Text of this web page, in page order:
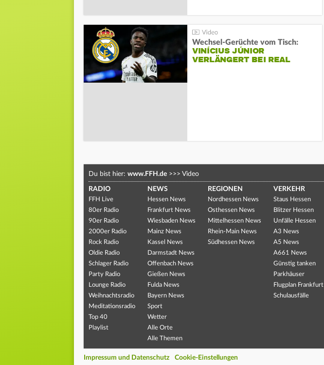
Wechsel-Gerüchte vom Tisch:
VINÍCIUS JÚNIOR
VERLÄNGERT BEI REAL
Du bist hier: www.FFH.de >>> Video
RADIO
FFH Live
80er Radio
90er Radio
2000er Radio
Rock Radio
Oldie Radio
Schlager Radio
Party Radio
Lounge Radio
Weihnachtsradio
Meditationsradio
Top 40
Playlist
NEWS
Hessen News
Frankfurt News
Wiesbaden News
Mainz News
Kassel News
Darmstadt News
Offenbach News
Gießen News
Fulda News
Bayern News
Sport
Wetter
Alle Orte
Alle Themen
REGIONEN
Nordhessen News
Osthessen News
Mittelhessen News
Rhein-Main News
Südhessen News
VERKEHR
Staus Hessen
Blitzer Hessen
Unfälle Hessen
A3 News
A5 News
A661 News
Günstig tanken
Parkhäuser
Flugplan Frankfurt
Schulausfälle
Impressum und Datenschutz Cookie-Einstellungen